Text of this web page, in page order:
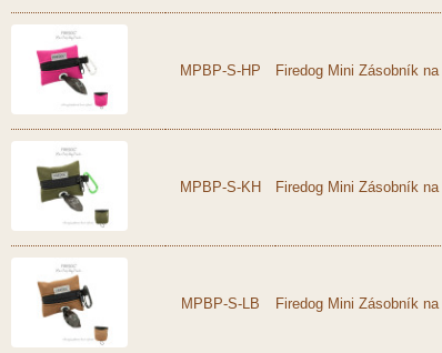
MPBP-S-HP Firedog Mini Zásobník
MPBP-S-KH Firedog Mini Zásobník
MPBP-S-LB Firedog Mini Zásobník